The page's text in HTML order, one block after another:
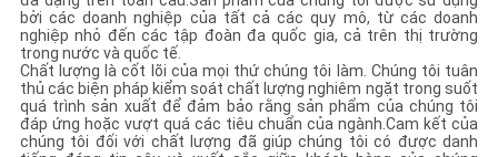
bởi các doanh nghiệp của tất cả các quy mô, từ các doanh
nghiệp nhỏ đến các tập đoàn đa quốc gia, cả trên thị trường
trong nước và quốc tế.
Chất lượng là cốt lõi của mọi thứ chúng tôi làm. Chúng tôi tuân
thủ các biện pháp kiểm soát chất lượng nghiêm ngặt trong suốt
quá trình sản xuất để đảm bảo rằng sản phẩm của chúng tôi
đáp ứng hoặc vượt quá các tiêu chuẩn của ngành.Cam kết của
chúng tôi đối với chất lượng đã giúp chúng tôi có được danh